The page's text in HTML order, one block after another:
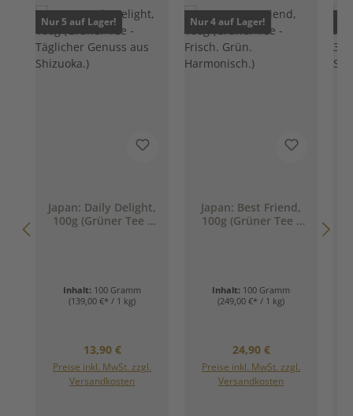
Nur 5 auf Lager!
Japan: Daily Delight,
100g (Grüner Tee -
Inhalt: 100 Gramm
(139,00 €* / 1 kg)
Regulärer Preis:
13,90 €
Preise inkl. MwSt. zzgl.
Versandkosten
Nur 4 auf Lager!
Japan: Best Friend,
100g (Grüner Tee -
Inhalt: 100 Gramm
(249,00 €* / 1 kg)
Regulärer Preis:
24,90 €
Preise inkl. MwSt. zzgl.
Versandkosten